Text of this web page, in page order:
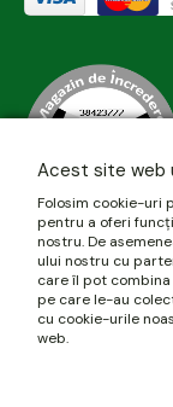
Acest site web
Folosim cookie-uri
pentru a oferi
nostru. De
ului nostru cu
care îl pot
pe care le-au
cu cookie-urile
web.
© 2026